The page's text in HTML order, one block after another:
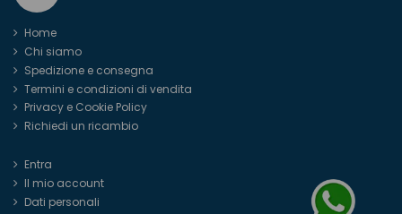
Home
Chi siamo
Spedizione e consegna
Termini e condizioni di vendita
Privacy e Cookie Policy
Richiedi un ricambio
Entra
Il mio account
Dati personali